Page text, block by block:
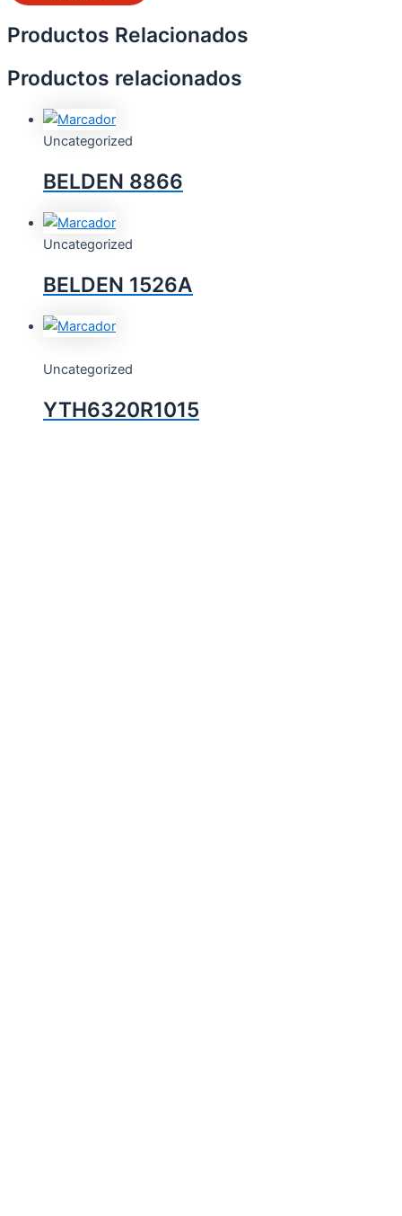
Productos Relacionados
Productos relacionados
Uncategorized
BELDEN 8866
Uncategorized
BELDEN 1526A
Uncategorized
YTH6320R1015